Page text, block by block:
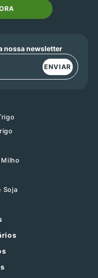
nossa newsletter
ENVIAR
Milho
Soja